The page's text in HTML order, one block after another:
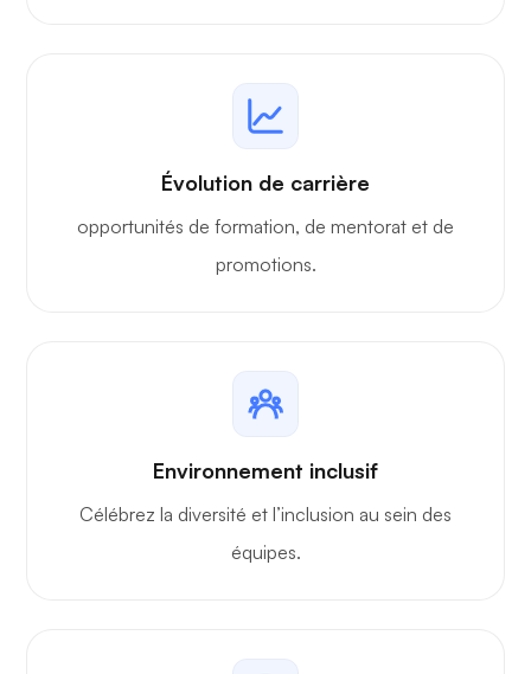
Évolution de carrière
opportunités de formation, de mentorat et de
promotions.
Environnement inclusif
Célébrez la diversité et l’inclusion au sein des
équipes.